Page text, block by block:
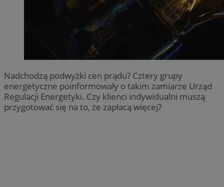
Nadchodzą podwyżki cen prądu? Cztery grupy
energetyczne poinformowały o takim zamiarze Urząd
Regulacji Energetyki. Czy klienci indywidualni muszą
przygotować się na to, że zapłacą więcej?